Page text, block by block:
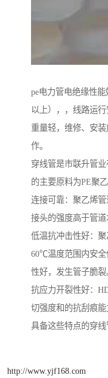
pe电力管电绝缘性
以上），，线路运行
重量轻，维修、安
作。
穿线管是市联升管
的主要原料为PE聚
连接可靠：聚乙烯管
接头的强度高于管道
低温抗冲击性好：
60℃温度范围内安全
性好，发生管子脆裂
抗应力开裂性好：
切强度和的抗刮痕
具备这些特点的穿线
http://www.yjf168.com